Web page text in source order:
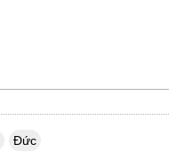
Đức